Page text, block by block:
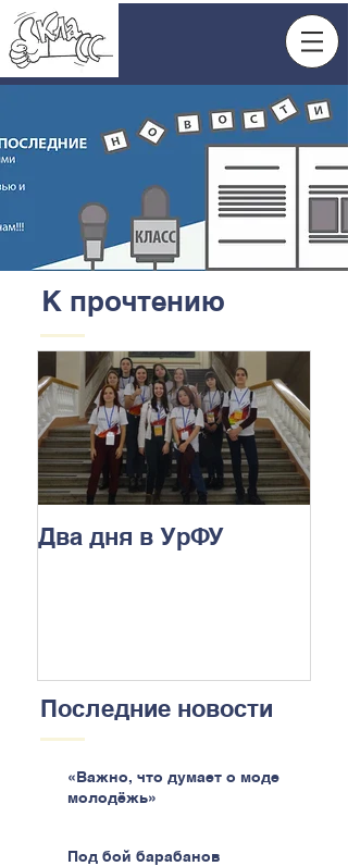
К прочтению
Два дня в УрФУ
Последние новости
«Важно, что думает о моде
молодёжь»
Под бой барабанов